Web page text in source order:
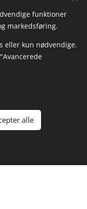
♥️ byVogn
funktioner
markedsføring.
eller kun nødvendige.
alle